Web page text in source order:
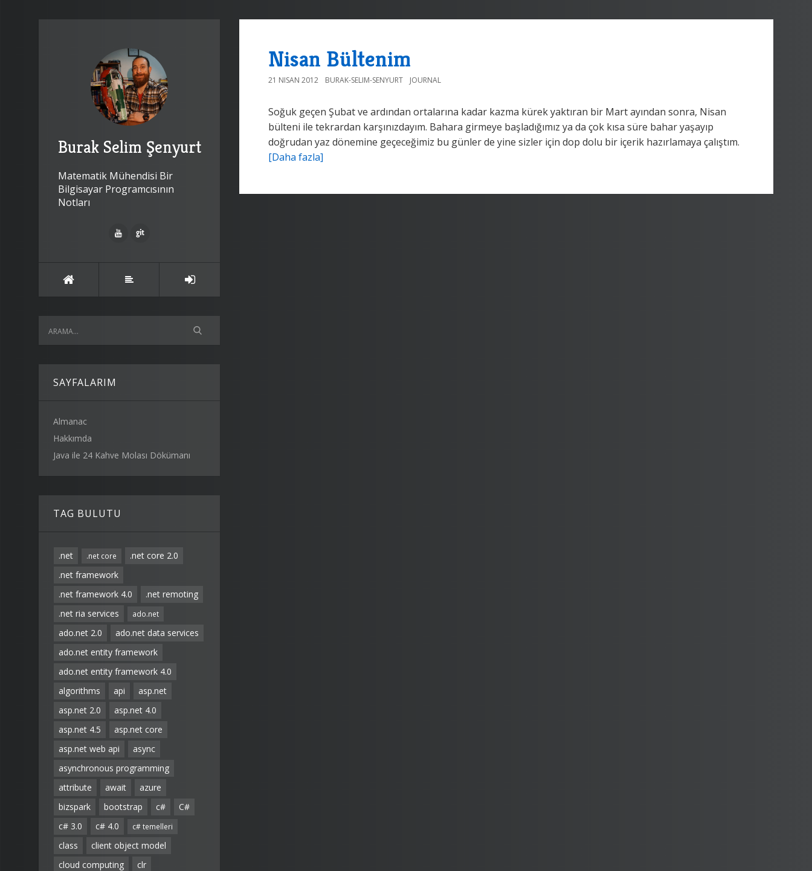
Burak Selim Şenyurt
Matematik Mühendisi Bir
Bilgisayar Programcısının
Notları
SAYFALARIM
Almanac
Hakkımda
Java ile 24 Kahve Molası Dökümanı
TAG BULUTU
.net .net core
.net core 2.0
.net framework
.net framework 4.0
.net remoting
.net ria services
ado.net
ado.net 2.0
ado.net data services
ado.net entity framework
ado.net entity framework 4.0
algorithms
api
asp.net
asp.net 2.0
asp.net 4.0
asp.net 4.5
asp.net core
asp.net web api
async
asynchronous programming
attribute
await
azure
bizspark
bootstrap c#
C#
c# 3.0
c# 4.0 c# temelleri
class
client object model
cloud computing
clr
Nisan Bültenim
21 NISAN 2012 BURAK-SELIM-SENYURT JOURNAL
Soğuk geçen Şubat ve ardından ortalarına kadar kazma kürek yaktıran bir Mart ayından sonra, Nisan
bülteni ile tekrardan karşınızdayım. Bahara girmeye başladığımız ya da çok kısa süre bahar yaşayıp
doğrudan yaz dönemine geçeceğimiz bu günler de yine sizler için dop dolu bir içerik hazırlamaya çalıştım.
[Daha fazla]